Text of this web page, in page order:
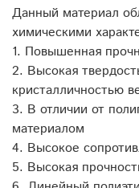
Данный материал
химическими
1. Повышенная
2. Высокая
кристалличностью
3. В отличии от
материалом
4. Высокое
5. Высокая